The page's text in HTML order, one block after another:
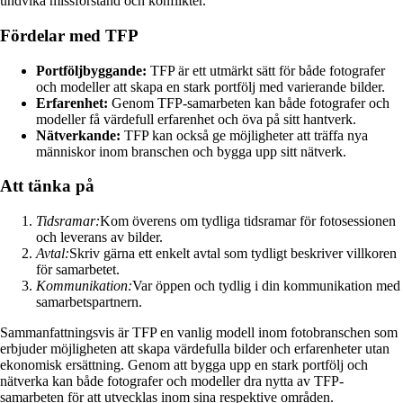
Fördelar med TFP
Portföljbyggande: TFP är ett utmärkt sätt för både fotografer
och modeller att skapa en stark portfölj med varierande bilder.
Erfarenhet: Genom TFP-samarbeten kan både fotografer och
modeller få värdefull erfarenhet och öva på sitt hantverk.
Nätverkande: TFP kan också ge möjligheter att träffa nya
människor inom branschen och bygga upp sitt nätverk.
Att tänka på
Tidsramar:Kom överens om tydliga tidsramar för fotosessionen
och leverans av bilder.
Avtal:Skriv gärna ett enkelt avtal som tydligt beskriver villkoren
för samarbetet.
Kommunikation:Var öppen och tydlig i din kommunikation med
samarbetspartnern.
Sammanfattningsvis är TFP en vanlig modell inom fotobranschen som
erbjuder möjligheten att skapa värdefulla bilder och erfarenheter utan
ekonomisk ersättning. Genom att bygga upp en stark portfölj och
nätverka kan både fotografer och modeller dra nytta av TFP-
samarbeten för att utvecklas inom sina respektive områden.